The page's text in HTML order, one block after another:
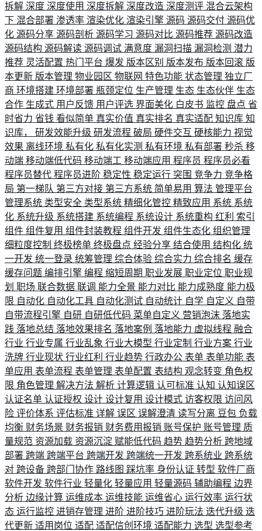
拆解 深度 深度使用 深度拆解 深度改造 深度测评 混合云架构
下 混合部署 渗透率 渲染优化 渲染引擎 源码 源码交付 源码优
化 源码分享 源码剖析 源码学习 源码对比 源码推荐 源码改造
源码结构 源码解读 源码调试 满意度 漏洞扫描 漏洞检测 潜力
推荐 灵活配置 热门平台 爆发 版本区别 版本发布 版本回滚 版
本更新 版本管理 物业园区 物联网 特色功能 状态管理 独立厂
商 环境搭建 环境部署 瓶颈定位 生产管理 生态 生态伙伴 生态
合作 生成式 用户反馈 用户评选 界面美化 白皮书 监控 盘点 省
时省力 省钱 看似简单 真实价值 真实排名 真实适配 知识库 知
识库， 研发效能升级 研发流程 破局 硬件交互 硬核能力 视觉
效果 离线环境 私有化 私有化实测 私有环境 私有部署 秒杀 移
动端 移动端低代码 移动端工 移动端应用 程序员 程序员必看
程序员替代 程序员进阶 稳定性 稳定运行 突围 竞争力 竞争格
局 第一梯队 第三方对接 第三方系统 简单易用 算法 管理平台
管理系统 类型安全 类型系统 精细化管控 精致应用 系统 系统
化 系统升级 系统搭建 系统编程 系统设计 系统重构 红利 索引
组件 组件复用 组件封装教程 组件开发 组件生态化 组织管理
细粒度控制 终极榜单 终极盘点 经验分享 结合使用 结构化 统
一开发 统一登录 统筹管理 综合体验 综合实力 综合排名 缓存
缓存问题 编排引擎 编程 缩短周期 职业发展 职业定位 职业规
划 职场 联合数据 联调 能力全景 能力对比 能力成熟度 能力极
限 自动化 自动化工具 自动化测试 自动统计 自学 自定义 自带
自带流程引擎 自研 自研低代码 菜单自定义 营销泡沫 落地实
践 落地总结 落地效果排名 落地案例 落地能力 虚拟线程 融合
行业 行业专属 行业乱象 行业大模型 行业定制 行业方案 行业
洗牌 行业现状 行业红利 行业趋势 行政办公 表单 表单功能 表
单应用 表单流程 表单管理 表单配置 表结构 观念转变 角色权
限 角色管理 解决方法 解析 计算逻辑 认可标准 认知 认知误区
认证名单 认证授权 设计 设计复用 设计模式 访客权限 访问风
险 评价体系 评估标准 详解 误区 误解澄清 读写分离 豆包 负载
均衡 财务场景 财务报销 财务费用报销 账号保护 账号管理 质
量规范 资源加载 资源沉淀 赋能低代码 趋势 趋势分析 跨地域
部署 跨端 跨端平台 跨端开发 跨端统一开发 跨系统业 跨系统
对 跨设备 跨部门协作 路线图 踩坑率 身份认证 转型 软件厂商
软件开发 软件行业 轻量化 轻量应用 轻量源码 辅助编程 边界
分析 边缘计算 运维成本 运维技能 运维省心 运行效率 运行状
态 运行监控 进销存管理 进阶 进阶技巧 进阶玩法 迭代升级 迭
代更新 适用岗位 适配 适配信创环境 适配能力 选型 选型参考